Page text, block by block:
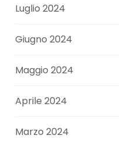
Luglio 2024
Giugno 2024
Maggio 2024
Aprile 2024
Marzo 2024